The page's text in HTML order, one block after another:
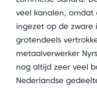
veel kanalen, omdat
ingezet op de zware
grotendeels
metaalverwerker
nog altijd zeer veel
Nederlandse